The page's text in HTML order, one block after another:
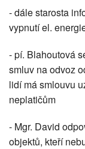
- dále starosta
vypnutí el.
- pí. Blahoutová
smluv na odvoz
lidí má smlouvu
neplatičům
- Mgr. David
objektů, kteří